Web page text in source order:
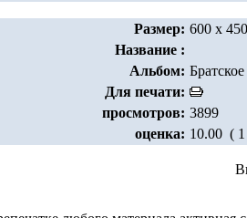
Размер: 600 x 450
Название :
Альбом:
Для печати:
просмотров: 3899
оценка: 10.00 ( 1